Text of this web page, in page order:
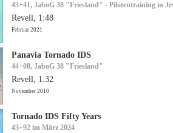
43+41, JaboG 38 "Friesland" - Pilotentraining in
Revell, 1:48
Februar 2021
Panavia Tornado IDS
44+08, JaboG 38 "Friesland"
Revell, 1:32
November 2010
Tornado IDS Fifty Years
43+92 im März 2024